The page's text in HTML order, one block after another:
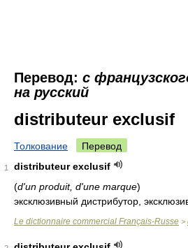
Перевод: с
на русский
distributeur exclusif
Толкование Перевод
1
distributeur exclusif
(d'un produit, d'une marque)
эксклюзивный дистрибутор,
Le dictionnaire commercial Français-Russe >